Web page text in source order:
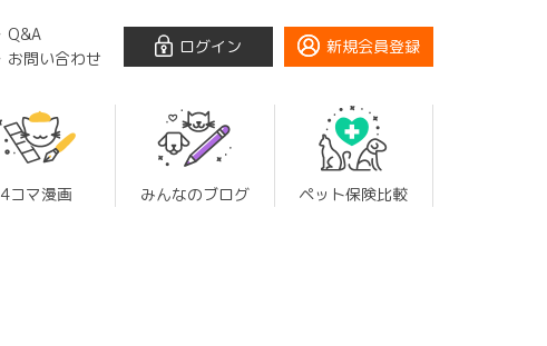
Q&A
お問い合わせ
ログイン 新規会員登録
4コマ漫画 みんなのブログ ペット保険比較